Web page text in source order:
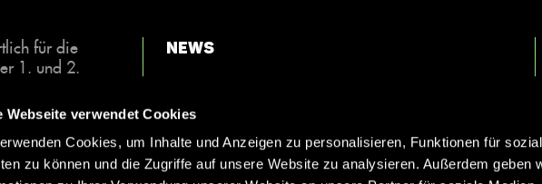
Webseite verwendet Cookies
Cookies, um Inhalte und Anzeigen zu personalisieren, Funktionen für
zu können und die Zugriffe auf unsere Website zu analysieren. Außerdem geben
für die
1. und 2.
unter dem
sowohl im
News
Kontakt